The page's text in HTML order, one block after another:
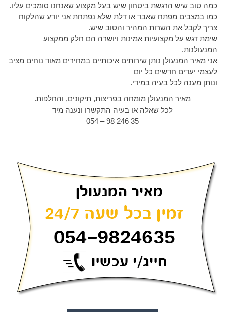
כמה טוב שיש הרגשת ביטחון שיש בעל מקצוע שאנחנו סומכים עליו.
כמו במצבים מפתח שאבד או דלת שלא נפתחת אני יודע שהלקוח
צריך לקבל את השרות המהיר והטוב שיש.
שימת דגש על מקצועיות אמינות ויושרה הם חלק ממקצוע
המנעולנות.
אני מאיר המנעולן נותן שירותים איכותיים במחירים מאוד נוחים מציב
לעצמי יעדים חדשים כל יום
ונותן מענה לכל בעיה במידי.
מאיר המנעולן מומחה בפריצות, תיקונים, והחלפות.
לכל שאלה או בעיה התקשרו ונענה מיד
35 246 98 – 054